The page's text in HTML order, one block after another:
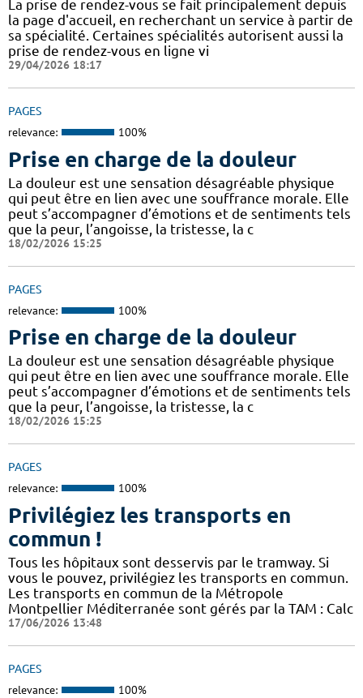
La prise de rendez-vous se fait principalement depuis
la page d'accueil, en recherchant un service à partir de
sa spécialité. Certaines spécialités autorisent aussi la
prise de rendez-vous en ligne vi
29/04/2026 18:17
PAGES
relevance: 100%
Prise en charge de la douleur
La douleur est une sensation désagréable physique
qui peut être en lien avec une souffrance morale. Elle
peut s’accompagner d’émotions et de sentiments tels
que la peur, l’angoisse, la tristesse, la c
18/02/2026 15:25
PAGES
relevance: 100%
Prise en charge de la douleur
La douleur est une sensation désagréable physique
qui peut être en lien avec une souffrance morale. Elle
peut s’accompagner d’émotions et de sentiments tels
que la peur, l’angoisse, la tristesse, la c
18/02/2026 15:25
PAGES
relevance: 100%
Privilégiez les transports en
commun !
Tous les hôpitaux sont desservis par le tramway. Si
vous le pouvez, privilégiez les transports en commun.
Les transports en commun de la Métropole
Montpellier Méditerranée sont gérés par la TAM : Calc
17/06/2026 13:48
PAGES
relevance: 100%